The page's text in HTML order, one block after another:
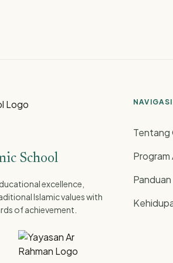
School
excellence,
Islamic values with
of achievement.
NAVIGASI
Tentang
Program